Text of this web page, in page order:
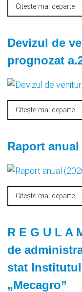
Citește mai departe
Devizul de
prognozat
Citește mai departe
Raport anual
Citește mai departe
R E G U L A
de
stat
„Mecagro”